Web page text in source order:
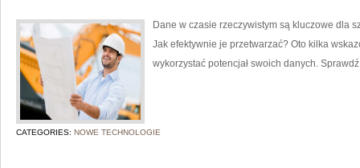
Dane w czasie rzeczywistym są kluczowe dla
Jak efektywnie je przetwarzać? Oto kilka
wykorzystać potencjał swoich danych.
CATEGORIES: NOWE TECHNOLOGIE